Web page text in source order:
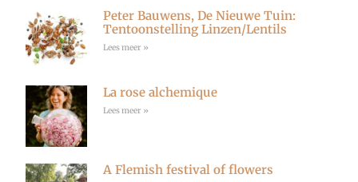
o
o
k
g
r
m
Peter Bauwens, De Nieuwe Tuin:
Tentoonstelling Linzen/Lentils
Lees meer »
La rose alchemique
Lees meer »
A Flemish festival of flowers